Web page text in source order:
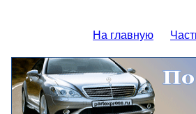
На главную